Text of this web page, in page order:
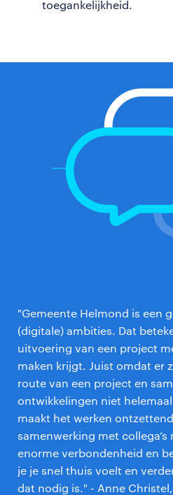
toegankelijkheid.
"Gemeente Helmond is een
(digitale) ambities. Dat
uitvoering van een project
maken krijgt. Juist omdat er
route van een project en
ontwikkelingen niet
maakt het werken
samenwerking met collega’s
enorme verbondenheid en
je je snel thuis voelt en
dat nodig is." - Anne